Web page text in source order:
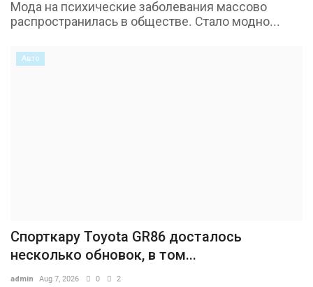
Мода на психические заболевания массово
распространилась в обществе. Стало модно...
Авто
Спорткару Toyota GR86 досталось
несколько обновок, в том...
admin Aug 7, 2026 0 2